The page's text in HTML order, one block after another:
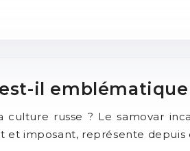
il
russe ? Le samovar
et imposant, représente depuis